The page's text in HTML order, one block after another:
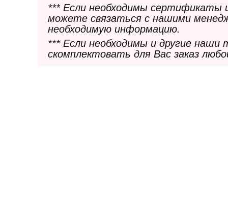
*** Если необходимы сертификаты
можете связаться с нашими
необходимую информацию.
*** Если необходимы и другие
скомплектовать для Вас заказ